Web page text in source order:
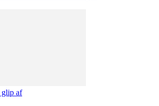
glip af